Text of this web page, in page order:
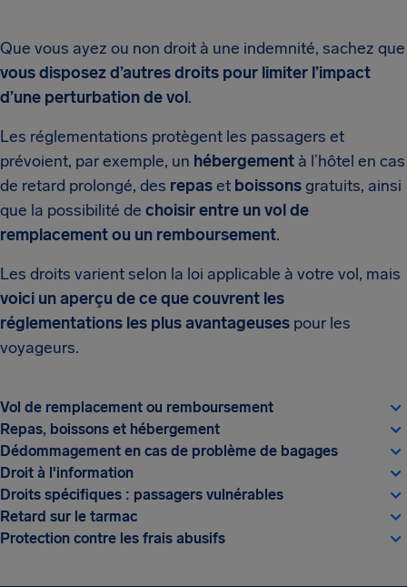
Que vous ayez ou non droit à une indemnité, sachez que
vous disposez d’autres droits pour limiter l’impact
d’une perturbation de vol.
Les réglementations protègent les passagers et
prévoient, par exemple, un hébergement à l’hôtel en cas
de retard prolongé, des repaset boissonsgratuits, ainsi
que la possibilité de choisir entre un vol de
remplacement ou un remboursement.
Les droits varient selon la loi applicable à votre vol, mais
voici un aperçu de ce que couvrent les
réglementations les plus avantageuses pour les
voyageurs.
Vol de remplacement ou remboursement
Repas, boissons et hébergement
Dédommagement en cas de problème de bagages
Droit à l'information
Droits spécifiques : passagers vulnérables
Retard sur le tarmac
Protection contre les frais abusifs